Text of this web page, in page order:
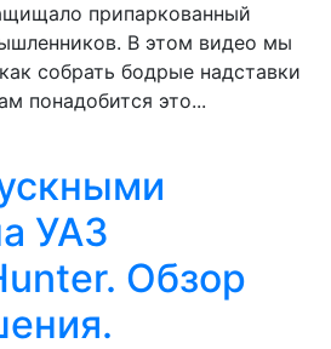
припаркованный
В этом видео мы
собрать бодрые надставки
понадобится это...
УАЗ
Обзор